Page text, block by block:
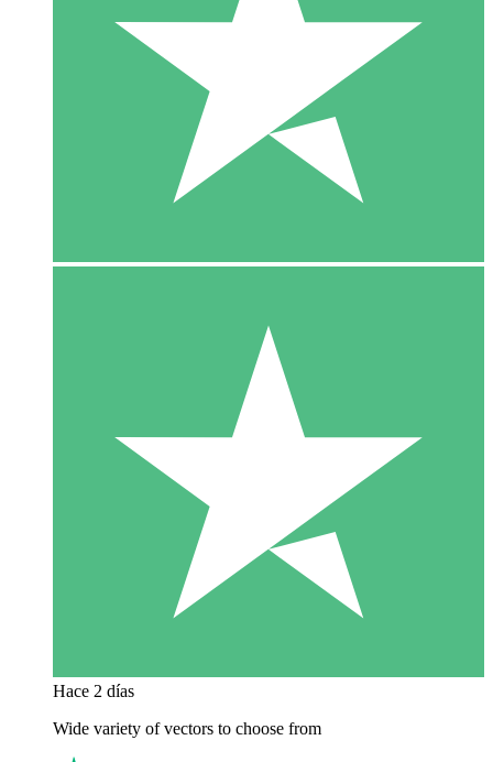
Hace 2 días
Wide variety of vectors to choose from